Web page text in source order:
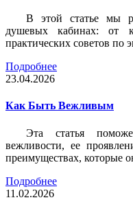
В этой статье мы
душевых кабинах: от
практических советов по
Подробнее
23.04.2026
Как Быть Вежливым
Эта статья
вежливости, ее
преимуществах, которые
Подробнее
11.02.2026